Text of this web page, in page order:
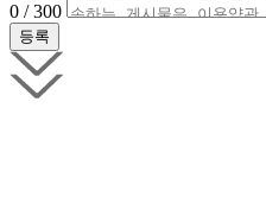
0 / 300